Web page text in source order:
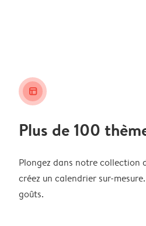
layout_alt
Plus de 100
Plongez dans notre collection
créez un calendrier sur-
goûts.